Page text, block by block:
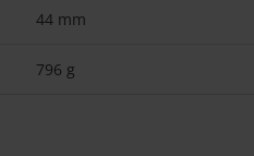
44 mm
796 g